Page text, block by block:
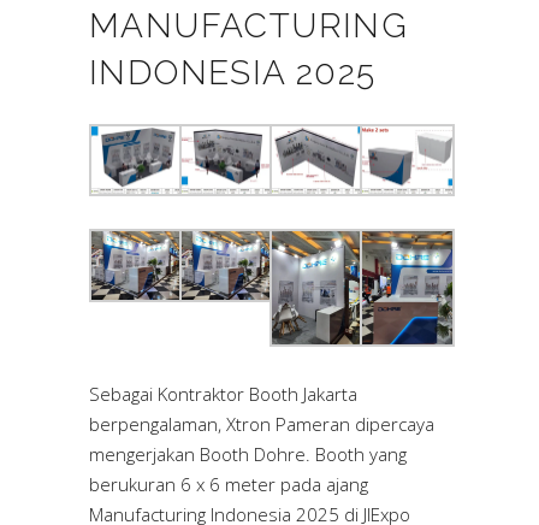
MANUFACTURING
INDONESIA 2025
Sebagai Kontraktor Booth Jakarta
berpengalaman, Xtron Pameran dipercaya
mengerjakan Booth Dohre. Booth yang
berukuran 6 x 6 meter pada ajang
Manufacturing Indonesia 2025 di JIExpo